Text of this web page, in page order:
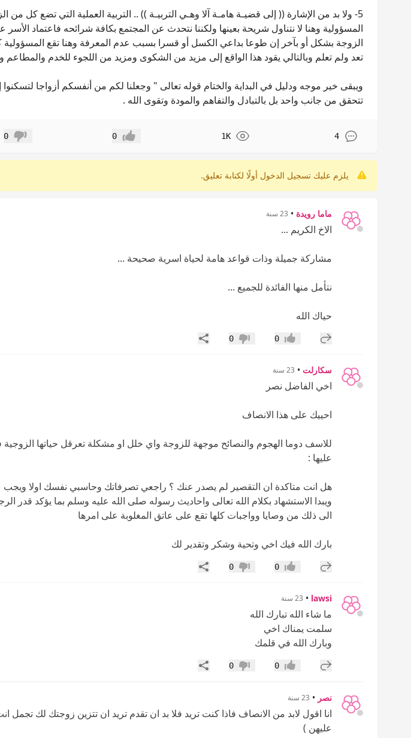
5- ولا بد من الإشارة (( إلى قضيـة هامـة آلا وهـي التربيـة )) .. التربية العملية التي تضع كل
المسؤولية وهنا لا نتناول شريحة بعينها ولكننا نتحدث عن المجتمع بكافة شرائحه فاعتماد
الزوجة بشكل أو بآخر إن طوعا بداعي الكسل أو قسرا بسبب عدم المعرفة وهنا تقع المسؤولية
تعد ولم تعلم وبالتالي يقود هذا الواقع إلى مزيد من الشكوى ومزيد من اللجوء للخدم والمطاعم
ويبقى خير موجه ودليل في البداية والختام قوله تعالى " وجعلنا لكم من أنفسكم أزواجا لتسكنوا
تتحقق من جانب واحد بل بالتبادل والتفاهم والمودة وتقوى الله .
4
1K إعجاب 0 عدم 0
يلزم عليك تسجيل الدخول أولًا لكتابة تعليق.
ماما رويدة • 23 سنة
الاخ الكريم ...
مشاركة جميلة وذات قواعد هامة لحياة اسرية صحيحة ...
نتأمل منها الفائدة للجميع ...
حياك الله
إضافة رد جديد
إعجاب0 عدم إعجاب
0 مشاركة
سكارلت • 23 سنة
اخي الفاضل نصر
احييك على هذا الانصاف
للاسف دوما الهجوم والنصائح موجهة للزوجة واي خلل او مشكلة تعرقل حياتها
عليها :
هل انت متاكدة ان التقصير لم يصدر عنك ؟ راجعي تصرفاتك وحاسبي نفسك اولا ويجب
ويبدا الاستشهاد بكلام الله تعالى واحاديث رسوله صلى الله عليه وسلم بما يؤكد قدر
الى ذلك من وصايا وواجبات كلها تقع على عاتق المغلوبة على امرها
بارك الله فيك اخي وتحية وشكر وتقدير لك
إضافة رد جديد
إعجاب0 عدم إعجاب
0 مشاركة
lawsi
• 23 سنة
ما شاء الله تبارك الله
سلمت يمناك اخي
وبارك الله في قلمك
إضافة رد جديد
إعجاب0 عدم إعجاب
0 مشاركة
نصر • 23 سنة
انا اقول لابد من الانصاف فاذا كنت تريد فلا بد ان تقدم تريد ان تتزين زوجتك لك تجمل
عليهن )